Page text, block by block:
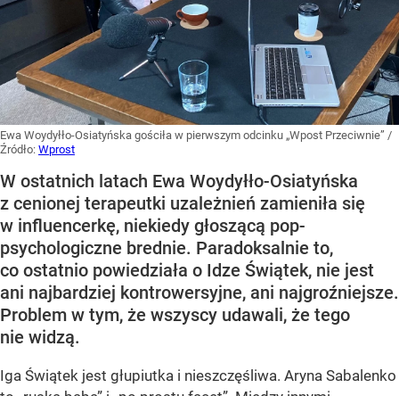
Ewa Woydyłło-Osiatyńska gościła w pierwszym odcinku „Wpost Przeciwnie” /
Źródło: Wprost
W ostatnich latach Ewa Woydyłło-Osiatyńska
z cenionej terapeutki uzależnień zamieniła się
w influencerkę, niekiedy głoszącą pop-
psychologiczne brednie. Paradoksalnie to,
co ostatnio powiedziała o Idze Świątek, nie jest
ani najbardziej kontrowersyjne, ani najgroźniejsze.
Problem w tym, że wszyscy udawali, że tego
nie widzą.
Iga Świątek jest głupiutka i nieszczęśliwa. Aryna Sabalenko